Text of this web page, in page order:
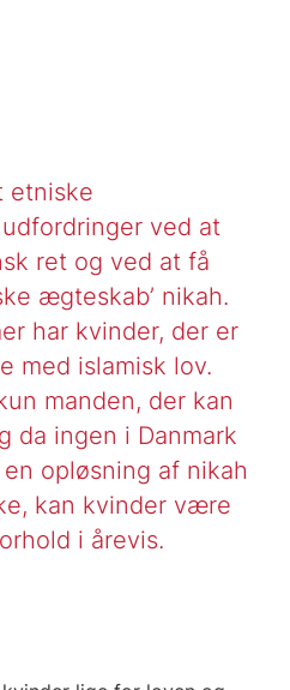
etniske
ved at
ret og ved at få
ægteskab’ nikah.
har kvinder, der er
med islamisk lov.
manden, der kan
da ingen i Danmark
opløsning af nikah
kan kvinder være
i årevis.